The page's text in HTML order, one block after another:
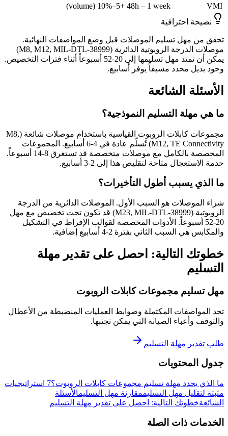
VMI
48h – 1 week
+5–10% (volume)
نصيحة احترافية
تحقق من مهل تسليم الموصلات قبل وضع المواصفات النهائية.
موصلات الدرجة الروبوتية الدائرية (M8, M12, MIL-DTL-38999)
يمكن أن تمتد مهل تسليمها إلى 20-52 أسبوعاً أثناء فترات التخصيص.
وجود بديل محدد مسبقاً يوفر أسابيع.
الأسئلة الشائعة
ما هي مهلة التسليم النموذجية؟
مجموعات كابلات الروبوت القياسية باستخدام موصلات شائعة (M8,
M12, TE Connectivity) تُسلّم عادة في 4-6 أسابيع. المجموعات
المخصصة بالكامل مع موصلات متخصصة قد تستغرق 8-14 أسبوعاً.
خدمة الاستعجال متاحة لتقليص هذا إلى 2-3 أسابيع.
ما الذي يسبب أطول التأخيرات؟
شراء الموصلات هو السبب الأول. الموصلات الدائرية من الدرجة
الروبوتية (M23, MIL-DTL-38999) قد تكون تحت تخصيص مع مهل
20-52 أسبوعاً. الأدوات المخصصة لقوالب الإفراط في التشكيل
والمكابس هي السبب الثاني بفترة 2-4 أسابيع إضافية.
خطوتك التالية: احصل على تقدير مهلة
التسليم
مهل تسليم مجموعات كابلات الروبوت
تحد المواصفات المكتملة وضوابط العمليات المنضبطة من الأعطال
والتوقف وأعباء الصيانة التي يمكن تجنبها.
طلب تقدير مهلة التسليم
جدول المحتويات
ما الذي يحدد مهلة تسليم مجموعات كابلات الروبوت؟
7 استراتيجيات
مثبتة لتقليل مهل التسليممقارنة مهل التسليمالأسئلة
الشائعةخطوتك التالية: احصل على تقدير مهلة التسليم
الخدمات ذات الصلة